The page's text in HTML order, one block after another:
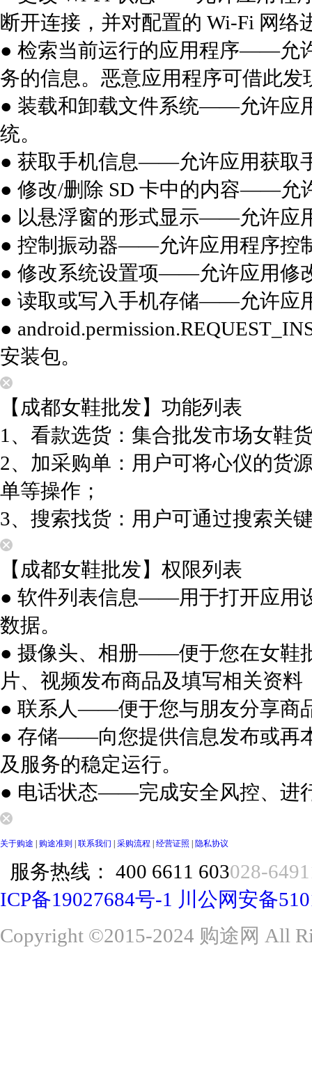
断开连接，并对配置的 Wi-Fi 网络
● 检索当前运行的应用程序——允
务的信息。恶意应用程序可借此
● 装载和卸载文件系统——允许应
统。
● 获取手机信息——允许应用获取
● 修改/删除 SD 卡中的内容——允
● 以悬浮窗的形式显示——允许应
● 控制振动器——允许应用程序控
● 修改系统设置项——允许应用修
● 读取或写入手机存储——允许应
●
安装包。
【成都女鞋批发】功能列表
1、看款选货：集合批发市场女鞋
2、加采购单：用户可将心仪的货
单等操作；
3、搜索找货：用户可通过搜索关
【成都女鞋批发】权限列表
● 软件列表信息——用于打开应用
数据。
● 摄像头、相册——便于您在女鞋
片、视频发布商品及填写相关资
● 联系人——便于您与朋友分享商
● 存储——向您提供信息发布或再
及服务的稳定运行。
● 电话状态——完成安全风控、进
关于购途 购途准则 联系我们 采购流程 经营证照 隐私协议
服务热线： 400 6611 603028-
ICP备19027684号-1 川公网安备
Copyright ©2015-2024 购途网 All